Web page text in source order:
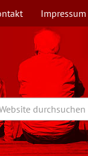
Impressum